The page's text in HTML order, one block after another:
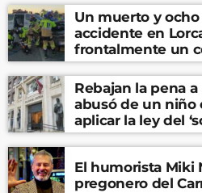
Un muerto y
accidente en
frontalmente un
Rebajan la pena
abusó de un niño
aplicar la ley del
El humorista Miki
pregonero del